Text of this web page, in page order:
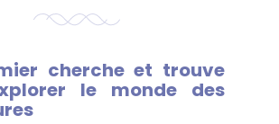
cherche et trouve
le monde des